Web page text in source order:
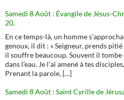
Samedi 8 Août : Évangile de Jésus-
20.
En ce temps-là, un homme
genoux, il dit : « Seigneur, prends
il souffre beaucoup. Souvent il tombe
dans l’eau. Je l’ai amené à tes
Prenant la parole, […]
Samedi 8 Août : Saint Cyrille de